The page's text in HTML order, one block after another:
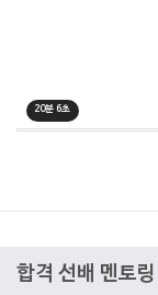
20분 6초
합격 선배 멘토링